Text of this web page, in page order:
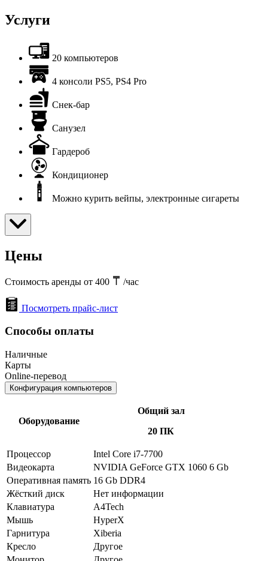
Услуги
20 компьютеров
4 консоли PS5, PS4 Pro
Снек-бар
Санузел
Гардероб
Кондиционер
Можно курить вейпы, электронные сигареты
Цены
Стоимость аренды от 400 /час
Посмотреть прайс-лист
Способы оплаты
Наличные
Карты
Online-перевод
Конфигурация компьютеров
Оборудование
Общий зал
20 ПК
Процессор
Intel Core i7-7700
Видеокарта
NVIDIA GeForce GTX 1060 6 Gb
Оперативная память 16 Gb DDR4
Жёсткий диск
Нет информации
Клавиатура
A4Tech
Мышь
HyperX
Гарнитура
Xiberia
Кресло
Другое